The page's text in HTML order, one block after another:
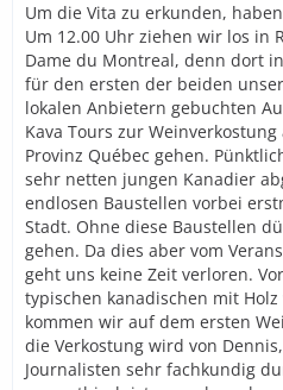
Um die Vita zu erkunden,
Um 12.00 Uhr ziehen wir los in
Dame du Montreal, denn dort
für den ersten der beiden
lokalen Anbietern gebuchten
Kava Tours zur
Provinz Québec gehen.
sehr netten jungen Kanadier
endlosen Baustellen vorbei
Stadt. Ohne diese Baustellen
gehen. Da dies aber vom
geht uns keine Zeit verloren.
typischen kanadischen mit
kommen wir auf dem ersten
die Verkostung wird von
Journalisten sehr fachkundig